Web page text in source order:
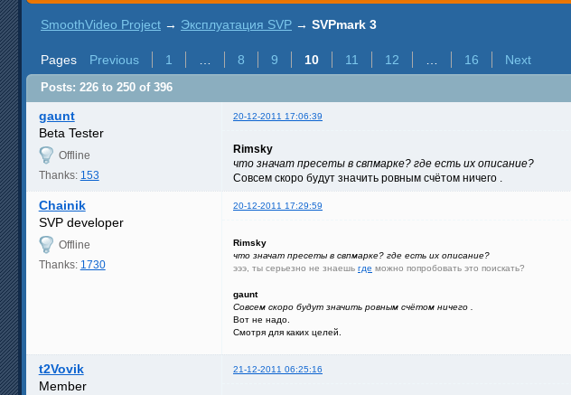
SmoothVideo Project → Эксплуатация SVP → SVPmark 3
Pages Previous 1 8 9 10 11 12 16 Next
Posts: 226 to 250 of 396
gaunt 20-12-2011 17:06:39
Beta Tester
Offline
Thanks: 153
Rimsky
что значат пресеты в свпмарке? где есть их описание?
Совсем скоро будут значить ровным счётом ничего .
Chainik 20-12-2011 17:29:59
SVP developer
Offline
Thanks: 1730
Rimsky
что значат пресеты в свпмарке? где есть их описание?
эээ, ты серьезно не знаешь где можно попробовать это поискать?
gaunt
Совсем скоро будут значить ровным счётом ничего .
Вот не надо.
Смотря для каких целей.
t2Vovik 21-12-2011 06:25:16
Member